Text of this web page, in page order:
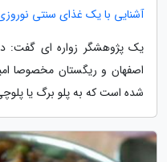
آشنایی با یک غذای سنتی
یک پژوهشگر زواره ای گفت: در
اصفهان و ریگستان مخصوصا
شده است که به پلو برگ یا